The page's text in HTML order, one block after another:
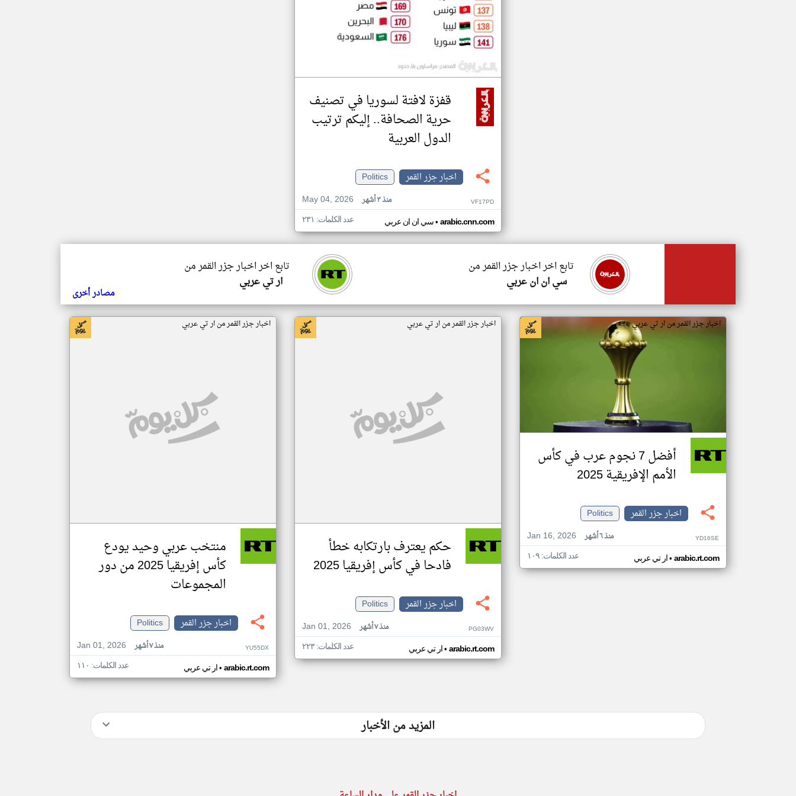
قفزة لافتة لسوريا في تصنيف
حرية الصحافة.. إليكم ترتيب
الدول العربية
اخبار جزر القمر
Politics
May 04, 2026
منذ ٣ أشهر VF17PD
سي ان ان عربي• arabic.cnn.com عدد الكلمات: ٢٣١
تابع اخر اخبار جزر القمر من
ار تي عربي
تابع اخر اخبار جزر القمر من
سي ان ان عربي
مصادر أخرى
اخبار جزر القمر من ار تي عربي
أفضل 7 نجوم عرب في كأس
الأمم الإفريقية 2025
اخبار جزر القمر
Politics
Jan 16, 2026
منذ ٦ أشهر YD16SE
ار تي عربي• arabic.rt.com عدد الكلمات: ١٠٩
اخبار جزر القمر من ار تي عربي
حكم يعترف بارتكابه خطأ
فادحا في كأس إفريقيا 2025
اخبار جزر القمر
Politics
Jan 01, 2026
منذ ٧ أشهر PG03WV
ار تي عربي• arabic.rt.com عدد الكلمات: ٢٢٣
اخبار جزر القمر من ار تي عربي
منتخب عربي وحيد يودع
كأس إفريقيا 2025 من دور
المجموعات
اخبار جزر القمر
Politics
Jan 01, 2026
منذ ٧ أشهر YU55DX
ار تي عربي• arabic.rt.com عدد الكلمات: ١١٠
المزيد من الأخبار